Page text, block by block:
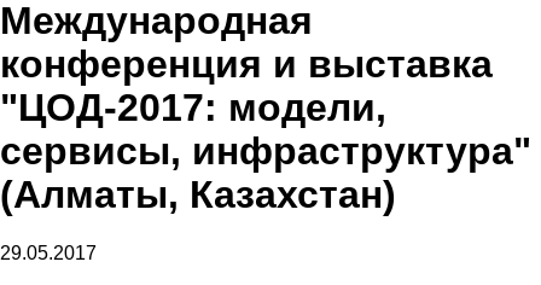
Международная
конференция и выставка
"ЦОД-2017: модели,
сервисы, инфраструктура"
(Алматы, Казахстан)
29.05.2017